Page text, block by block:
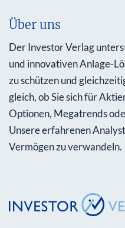
Über uns
Der Investor Verlag
und innovativen Anlage-
zu schützen und
gleich, ob Sie sich für
Optionen, Megatrends
Unsere erfahrenen
Vermögen zu verwandeln.